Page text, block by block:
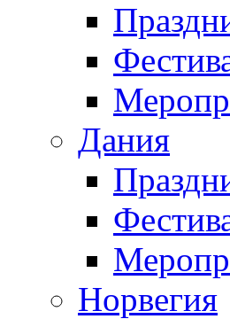
Дания
Норвегия